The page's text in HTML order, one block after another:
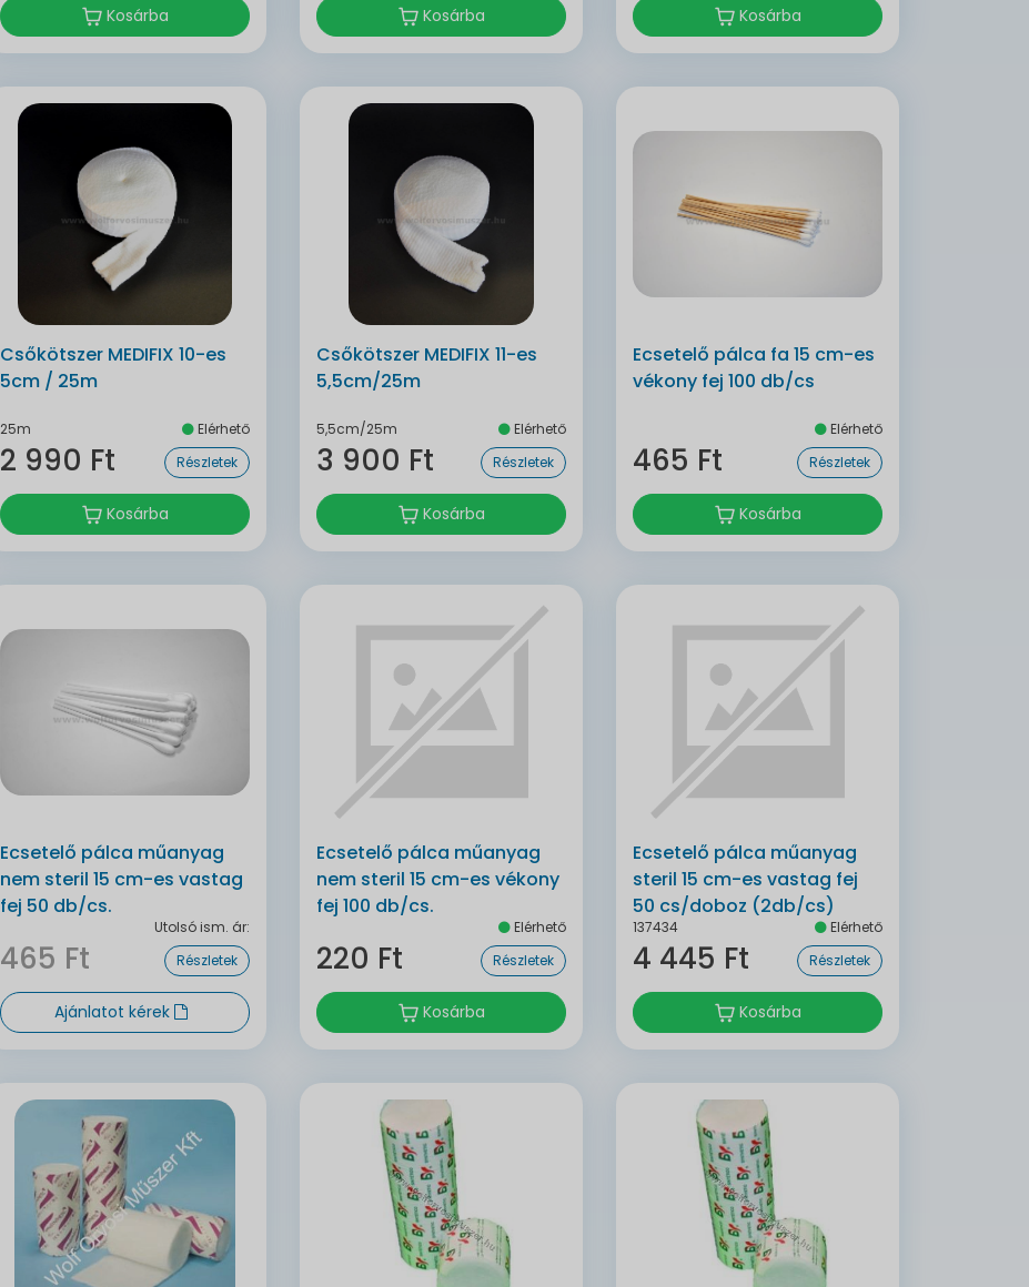
Kosárba Kosárba Kosárba
Csőkötszer MEDIFIX 10-es
5cm / 25m
25m Elérhető
2 990 Ft Részletek
Kosárba
Csőkötszer MEDIFIX 11-es
5,5cm/25m
5,5cm/25m Elérhető
3 900 Ft Részletek
Kosárba
Ecsetelő pálca fa 15 cm-es
vékony fej 100 db/cs
Elérhető
465 Ft Részletek
Kosárba
Ecsetelő pálca műanyag
nem steril 15 cm-es vastag
fej 50 db/cs.
Utolsó ism. ár:
465 Ft Részletek
Ajánlatot kérek
Ecsetelő pálca műanyag
nem steril 15 cm-es vékony
fej 100 db/cs.
Elérhető
220 Ft Részletek
Kosárba
Ecsetelő pálca műanyag
steril 15 cm-es vastag fej
50 cs/doboz (2db/cs)
137434
137434 Elérhető
4 445 Ft Részletek
Kosárba